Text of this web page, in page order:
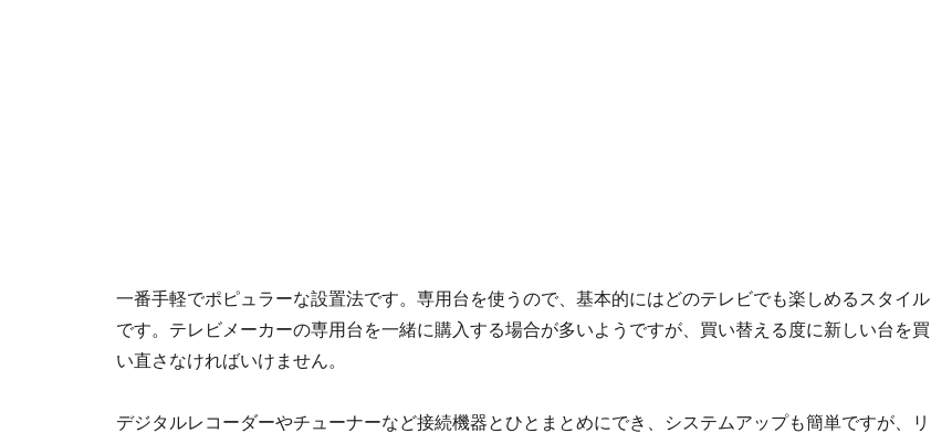
一番手軽でポピュラーな設置法です。専用台を使うので、基本的にはどのテレビでも楽しめるスタイル
です。テレビメーカーの専用台を一緒に購入する場合が多いようですが、買い替える度に新しい台を買
い直さなければいけません。
デジタルレコーダーやチューナーなど接続機器とひとまとめにでき、システムアップも簡単ですが、リ